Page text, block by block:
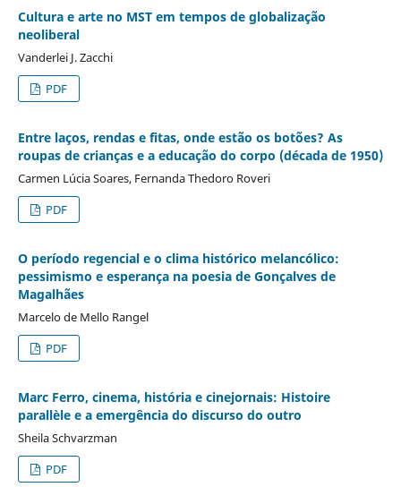
Cultura e arte no MST em tempos de globalização
neoliberal
Vanderlei J. Zacchi
PDF
Entre laços, rendas e fitas, onde estão os botões? As
roupas de crianças e a educação do corpo (década de 1950)
Carmen Lúcia Soares, Fernanda Thedoro Roveri
PDF
O período regencial e o clima histórico melancólico:
pessimismo e esperança na poesia de Gonçalves de
Magalhães
Marcelo de Mello Rangel
PDF
Marc Ferro, cinema, história e cinejornais: Histoire
parallèle e a emergência do discurso do outro
Sheila Schvarzman
PDF